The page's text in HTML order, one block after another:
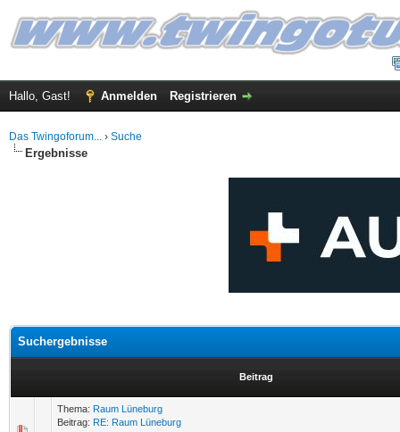
Hallo, Gast! Anmelden Registrieren
Das Twingoforum... › Suche
Ergebnisse
Suchergebnisse
Beitrag
Thema: Raum Lüneburg
Beitrag: RE: Raum Lüneburg